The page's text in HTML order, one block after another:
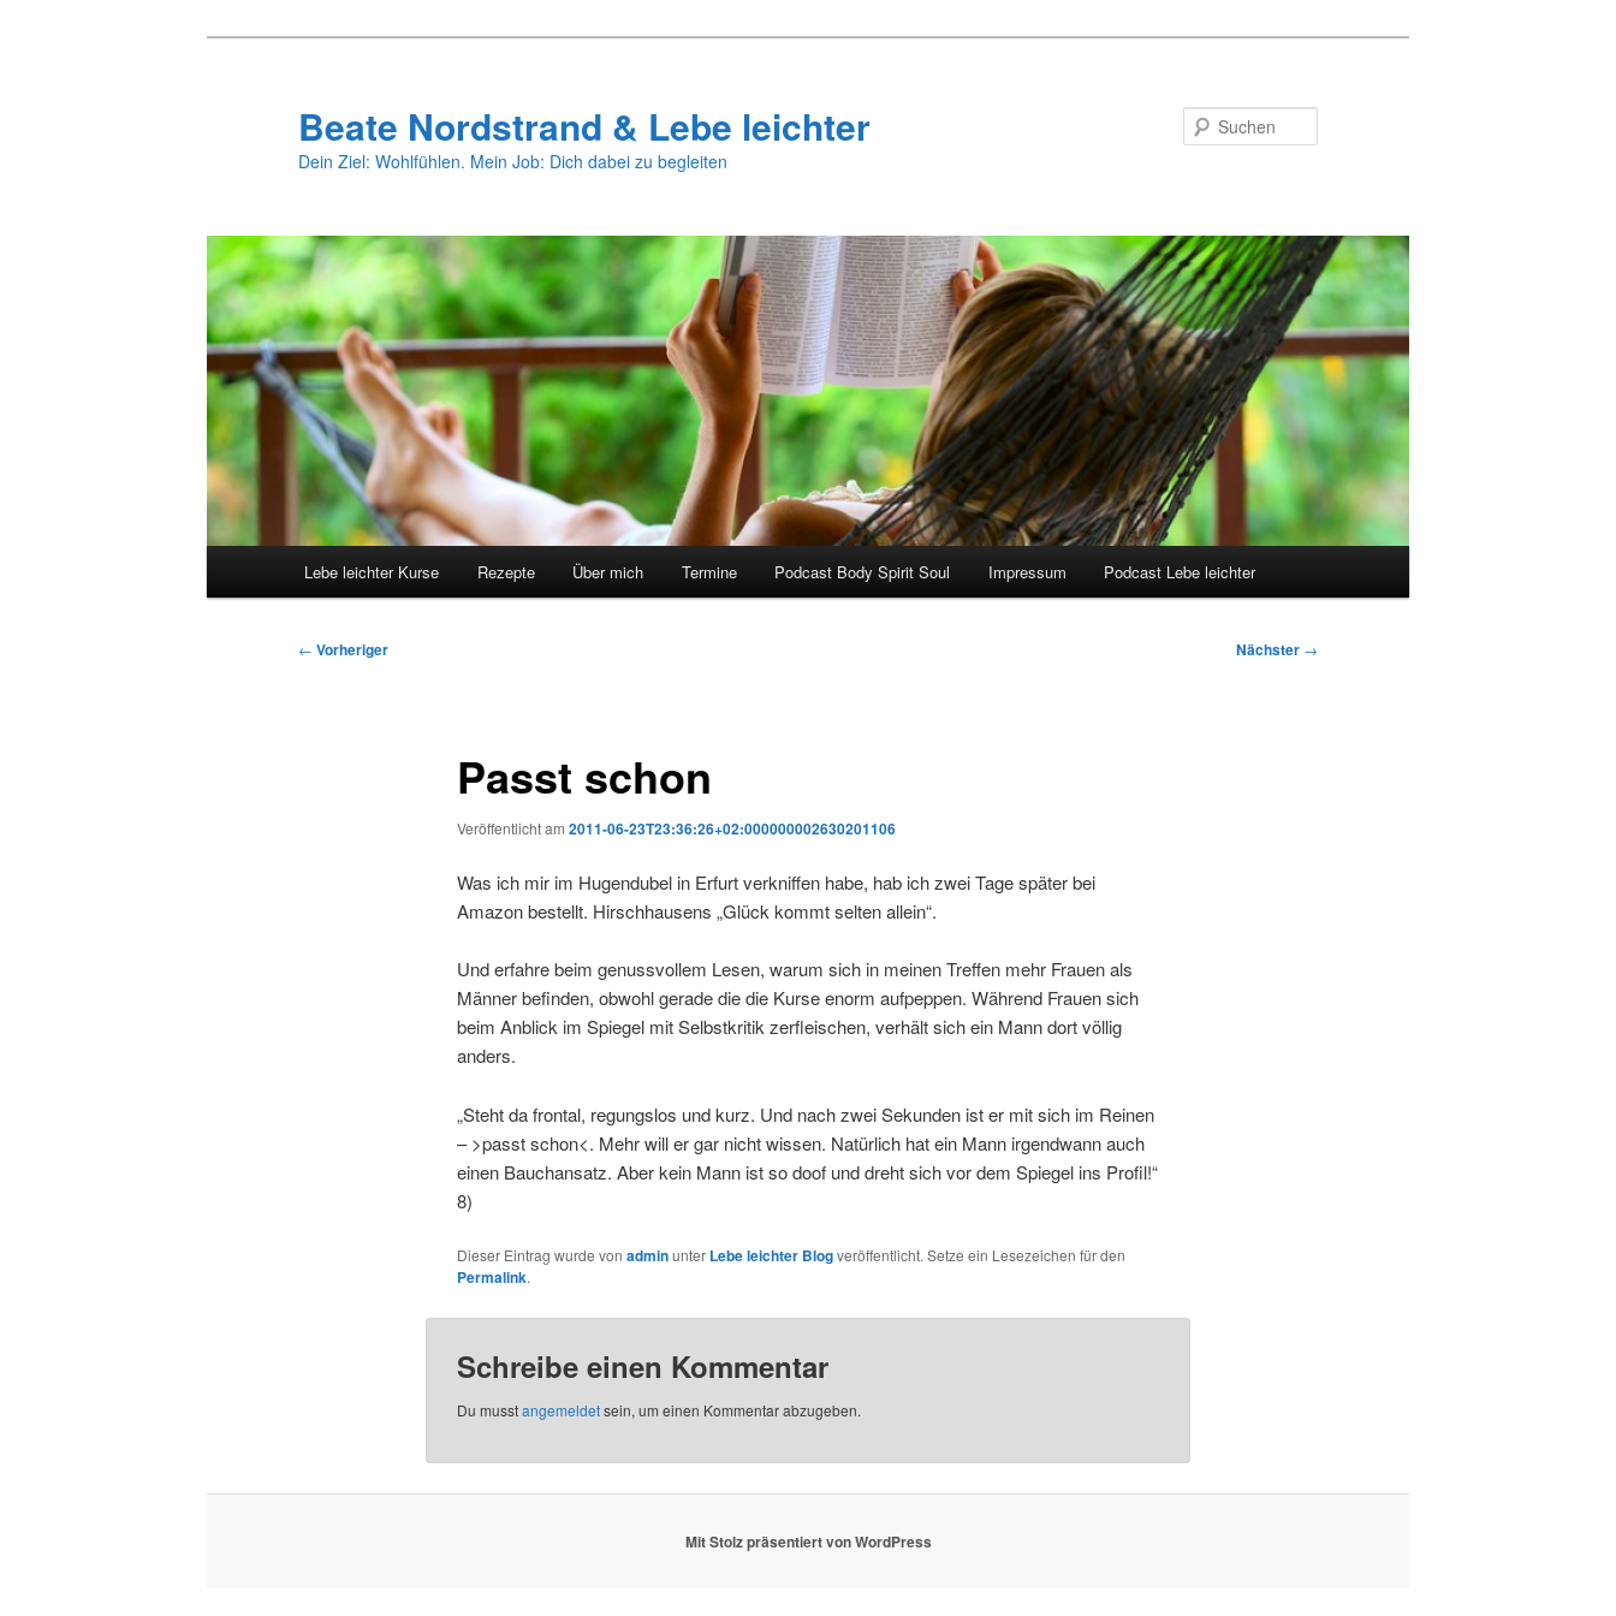
Beate Nordstrand & Lebe leichter
Dein Ziel: Wohlfühlen. Mein Job: Dich dabei zu begleiten
Lebe leichter Kurse Rezepte Über mich Termine Podcast Body Spirit Soul Impressum Podcast Lebe leichter
Beitragsnavigation
← Vorheriger Nächster →
Passt schon
Veröffentlicht am 2011-06-23T23:36:26+02:000000002630201106
Was ich mir im Hugendubel in Erfurt verkniffen habe, hab ich zwei Tage später bei
Amazon bestellt. Hirschhausens „Glück kommt selten allein“.
Und erfahre beim genussvollem Lesen, warum sich in meinen Treffen mehr Frauen als
Männer befinden, obwohl gerade die die Kurse enorm aufpeppen. Während Frauen sich
beim Anblick im Spiegel mit Selbstkritik zerfleischen, verhält sich ein Mann dort völlig
anders.
„Steht da frontal, regungslos und kurz. Und nach zwei Sekunden ist er mit sich im Reinen
– >passt schon<. Mehr will er gar nicht wissen. Natürlich hat ein Mann irgendwann auch
einen Bauchansatz. Aber kein Mann ist so doof und dreht sich vor dem Spiegel ins Profil!“
8)
Dieser Eintrag wurde von adminunter Lebe leichter Blogveröffentlicht. Setze ein Lesezeichen für den
Permalink.
Schreibe einen Kommentar
Du musstangemeldetsein, um einen Kommentar abzugeben.
Mit Stolz präsentiert von WordPress